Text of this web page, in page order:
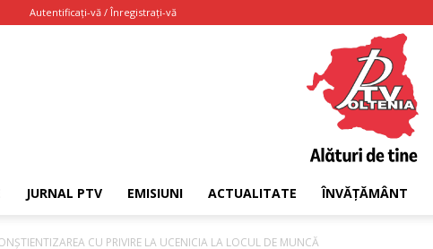
Autentificați-vă / Înregistrați-vă
JURNAL PTV EMISIUNI ACTUALITATE ÎNVĂȚĂMÂNT
CU PRIVIRE LA UCENICIA LA LOCUL DE MUNCĂ